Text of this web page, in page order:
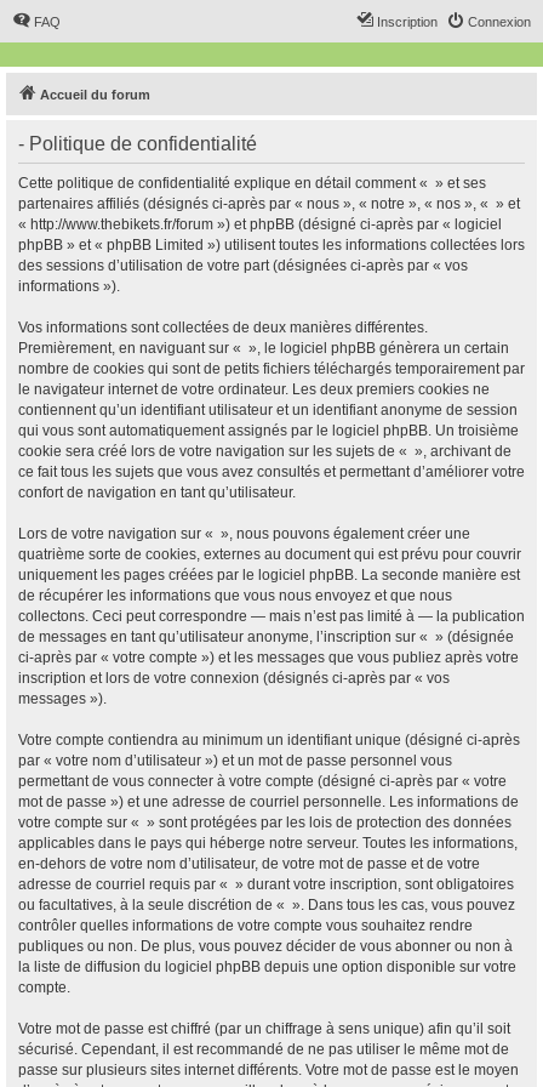
FAQ Connexion
Inscription
Accueil du forum
- Politique de confidentialité
Cette politique de confidentialité explique en détail comment « » et ses
partenaires affiliés (désignés ci-après par « nous », « notre », « nos », « » et
« http://www.thebikets.fr/forum ») et phpBB (désigné ci-après par « logiciel
phpBB » et « phpBB Limited ») utilisent toutes les informations collectées lors
des sessions d’utilisation de votre part (désignées ci-après par « vos
informations »).
Vos informations sont collectées de deux manières différentes.
Premièrement, en naviguant sur « », le logiciel phpBB génèrera un certain
nombre de cookies qui sont de petits fichiers téléchargés temporairement par
le navigateur internet de votre ordinateur. Les deux premiers cookies ne
contiennent qu’un identifiant utilisateur et un identifiant anonyme de session
qui vous sont automatiquement assignés par le logiciel phpBB. Un troisième
cookie sera créé lors de votre navigation sur les sujets de « », archivant de
ce fait tous les sujets que vous avez consultés et permettant d’améliorer votre
confort de navigation en tant qu’utilisateur.
Lors de votre navigation sur « », nous pouvons également créer une
quatrième sorte de cookies, externes au document qui est prévu pour couvrir
uniquement les pages créées par le logiciel phpBB. La seconde manière est
de récupérer les informations que vous nous envoyez et que nous
collectons. Ceci peut correspondre — mais n’est pas limité à — la publication
de messages en tant qu’utilisateur anonyme, l’inscription sur « » (désignée
ci-après par « votre compte ») et les messages que vous publiez après votre
inscription et lors de votre connexion (désignés ci-après par « vos
messages »).
Votre compte contiendra au minimum un identifiant unique (désigné ci-après
par « votre nom d’utilisateur ») et un mot de passe personnel vous
permettant de vous connecter à votre compte (désigné ci-après par « votre
mot de passe ») et une adresse de courriel personnelle. Les informations de
votre compte sur « » sont protégées par les lois de protection des données
applicables dans le pays qui héberge notre serveur. Toutes les informations,
en-dehors de votre nom d’utilisateur, de votre mot de passe et de votre
adresse de courriel requis par « » durant votre inscription, sont obligatoires
ou facultatives, à la seule discrétion de « ». Dans tous les cas, vous pouvez
contrôler quelles informations de votre compte vous souhaitez rendre
publiques ou non. De plus, vous pouvez décider de vous abonner ou non à
la liste de diffusion du logiciel phpBB depuis une option disponible sur votre
compte.
Votre mot de passe est chiffré (par un chiffrage à sens unique) afin qu’il soit
sécurisé. Cependant, il est recommandé de ne pas utiliser le même mot de
passe sur plusieurs sites internet différents. Votre mot de passe est le moyen